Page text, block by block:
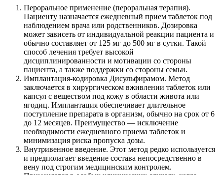
Пероральное применение (пероральная терапия).
Пациенту назначается ежедневный прием таблеток под
наблюдением врача или родственников. Дозировка
может зависеть от индивидуальной реакции пациента и
обычно составляет от 125 мг до 500 мг в сутки. Такой
способ лечения требует высокой
дисциплинированности и мотивации со стороны
пациента, а также поддержки со стороны семьи.
Имплантация-кодировка Дисульфирамом. Метод
заключается в хирургическом вживлении таблеток или
капсул с веществом под кожу в области живота или
ягодиц. Имплантация обеспечивает длительное
поступление препарата в организм, обычно на срок от 6
до 12 месяцев. Преимущество — исключение
необходимости ежедневного приема таблеток и
минимизация риска пропуска дозы.
Внутривенное введение. Этот метод редко используется
и предполагает введение состава непосредственно в
вену под строгим медицинским контролем.